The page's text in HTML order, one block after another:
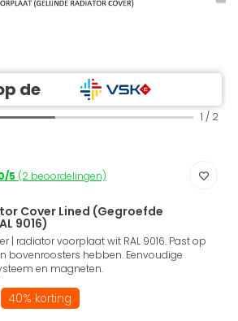
de
1 / 2
5 (2 beoordelingen)
Cover Lined (Gegroefde
9016)
| radiator voorplaat wit RAL 9016. Past op
bovenroosters hebben. Eenvoudige
en magneten.
40% korting